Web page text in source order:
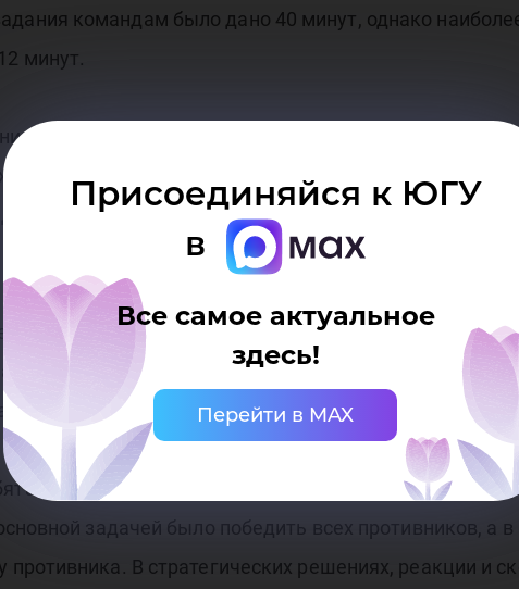
Присоединяйся к ЮГУ
в
Все самое актуальное
здесь!
Перейти в MAX
командам было дано 40 минут, однако
минут.
по истории России» также не вызвал сложностей
и завоевания, особое внимание обращено
25 вопросов. Наилучший результат, а
ребят не меньше тестирования по истории, в
а после демонстрации своего мастерства
лучшими стали команда «Победители», а в
в полной мере проявили в стратегической игре
задачей было победить всех противников,
противника. В стратегических решениях, реакции и